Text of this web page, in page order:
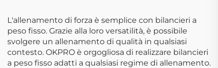
L'allenamento di forza è semplice con bilancieri a
peso fisso. Grazie alla loro versatilità, è possibile
svolgere un allenamento di qualità in qualsiasi
contesto. OKPRO è orgogliosa di realizzare bilancieri
a peso fisso adatti a qualsiasi regime di allenamento.